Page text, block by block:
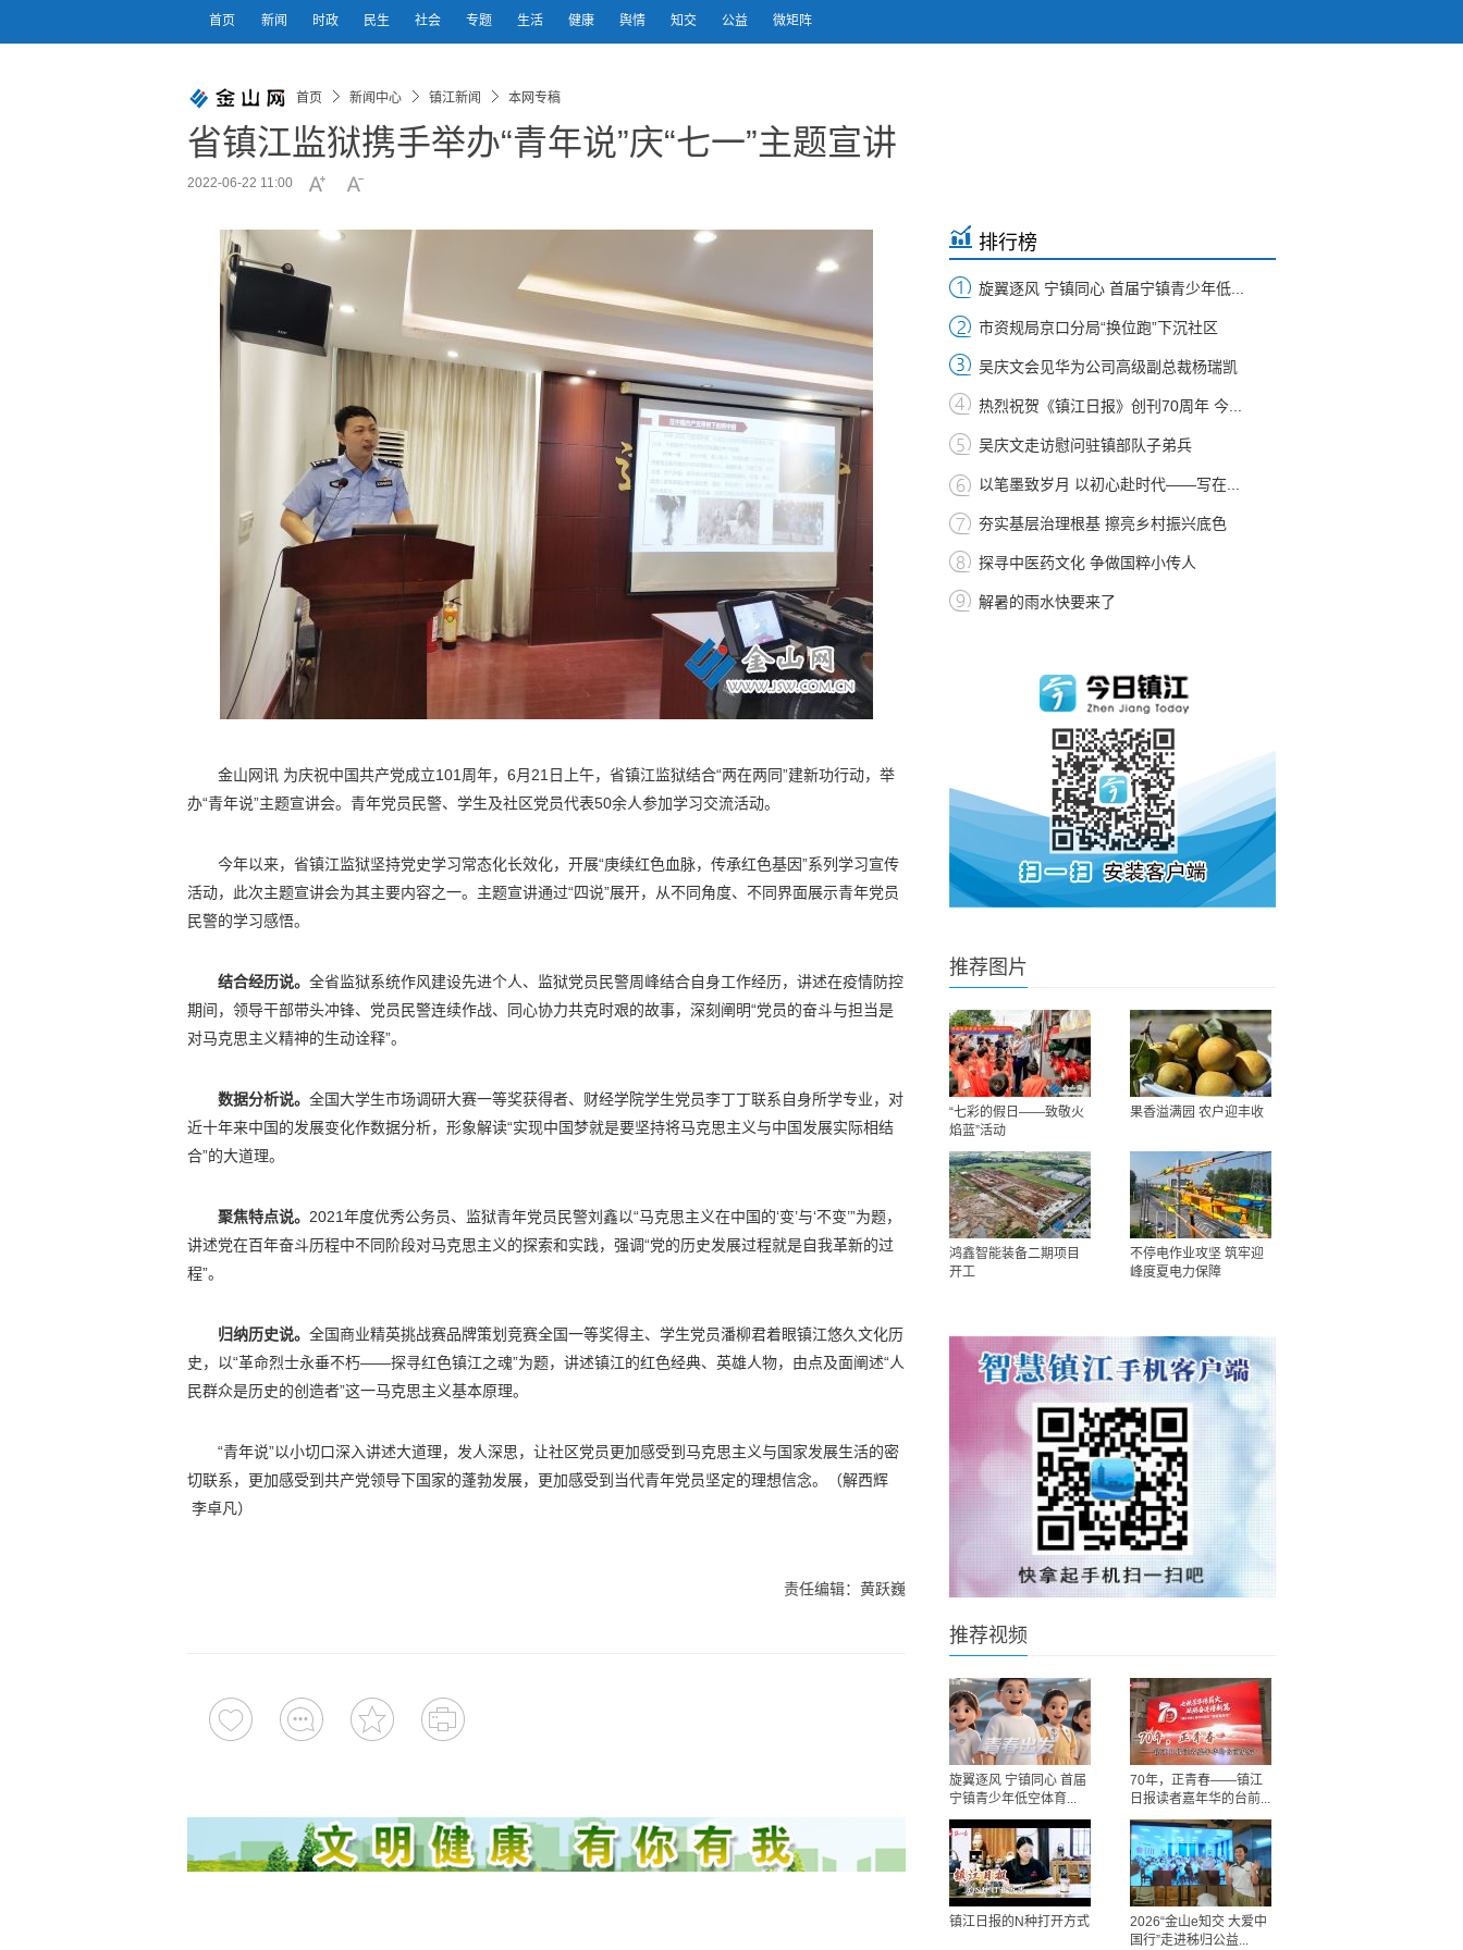
首页 新闻 时政 民生 社会 专题 生活 健康 舆情 知交 公益 微矩阵
首页 新闻中心 镇江新闻 本网专稿
省镇江监狱携手举办“青年说”庆“七一”主题宣讲
2022-06-22 11:00
金山网讯 为庆祝中国共产党成立101周年，6月21日上午，省镇江监狱结合“两在两同”建新功行动，举
办“青年说”主题宣讲会。青年党员民警、学生及社区党员代表50余人参加学习交流活动。
今年以来，省镇江监狱坚持党史学习常态化长效化，开展“庚续红色血脉，传承红色基因”系列学习宣传
活动，此次主题宣讲会为其主要内容之一。主题宣讲通过“四说”展开，从不同角度、不同界面展示青年党员
民警的学习感悟。
结合经历说。 全省监狱系统作风建设先进个人、监狱党员民警周峰结合自身工作经历，讲述在疫情防控
期间，领导干部带头冲锋、党员民警连续作战、同心协力共克时艰的故事，深刻阐明“党员的奋斗与担当是
对马克思主义精神的生动诠释”。
数据分析说。 全国大学生市场调研大赛一等奖获得者、财经学院学生党员李丁丁联系自身所学专业，对
近十年来中国的发展变化作数据分析，形象解读“实现中国梦就是要坚持将马克思主义与中国发展实际相结
合”的大道理。
聚焦特点说。 2021年度优秀公务员、监狱青年党员民警刘鑫以“马克思主义在中国的‘变’与‘不变’”为题，
讲述党在百年奋斗历程中不同阶段对马克思主义的探索和实践，强调“党的历史发展过程就是自我革新的过
程”。
归纳历史说。 全国商业精英挑战赛品牌策划竞赛全国一等奖得主、学生党员潘柳君着眼镇江悠久文化历
史，以“革命烈士永垂不朽——探寻红色镇江之魂”为题，讲述镇江的红色经典、英雄人物，由点及面阐述“人
民群众是历史的创造者”这一马克思主义基本原理。
“青年说”以小切口深入讲述大道理，发人深思，让社区党员更加感受到马克思主义与国家发展生活的密
切联系，更加感受到共产党领导下国家的蓬勃发展，更加感受到当代青年党员坚定的理想信念。（解西辉
李卓凡）
责任编辑：黄跃巍
排行榜
旋翼逐风 宁镇同心 首届宁镇青少年低...
市资规局京口分局“换位跑”下沉社区
吴庆文会见华为公司高级副总裁杨瑞凯
热烈祝贺《镇江日报》创刊70周年 今...
吴庆文走访慰问驻镇部队子弟兵
以笔墨致岁月 以初心赴时代——写在...
夯实基层治理根基 擦亮乡村振兴底色
探寻中医药文化 争做国粹小传人
解暑的雨水快要来了
推荐图片
“七彩的假日——致敬火
焰蓝”活动
果香溢满园 农户迎丰收
鸿鑫智能装备二期项目
开工
不停电作业攻坚 筑牢迎
峰度夏电力保障
推荐视频
旋翼逐风 宁镇同心 首届
宁镇青少年低空体育...
70年，正青春——镇江
日报读者嘉年华的台前...
镇江日报的N种打开方式
2026“金山e知交 大爱中
国行”走进秭归公益...